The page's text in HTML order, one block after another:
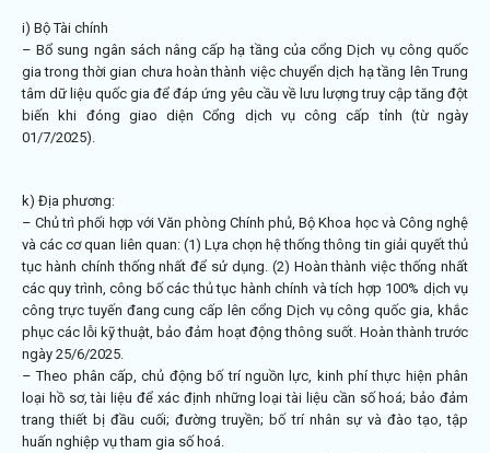
i) Bộ Tài chính
– Bổ sung ngân sách nâng cấp hạ tầng của cổng Dịch vụ công quốc
gia trong thời gian chưa hoàn thành việc chuyển dịch hạ tầng lên Trung
tâm dữ liệu quốc gia để đáp ứng yêu cầu về lưu lượng truy cập tăng đột
biến khi đóng giao diện Cổng dịch vụ công cấp tỉnh (từ ngày
01/7/2025).
k) Địa phương:
– Chủ trì phối hợp với Văn phòng Chính phủ, Bộ Khoa học và Công nghệ
và các cơ quan liên quan: (1) Lựa chọn hệ thống thông tin giải quyết thủ
tục hành chính thống nhất để sử dụng. (2) Hoàn thành việc thống nhất
các quy trình, công bố các thủ tục hành chính và tích hợp 100% dịch vụ
công trực tuyến đang cung cấp lên cổng Dịch vụ công quốc gia, khắc
phục các lỗi kỹ thuật, bảo đảm hoạt động thông suốt. Hoàn thành trước
ngày 25/6/2025.
– Theo phân cấp, chủ động bố trí nguồn lực, kinh phí thực hiện phân
loại hồ sơ, tài liệu để xác định những loại tài liệu cần số hoá; bảo đảm
trang thiết bị đầu cuối; đường truyền; bố trí nhân sự và đào tạo, tập
huấn nghiệp vụ tham gia số hoá.